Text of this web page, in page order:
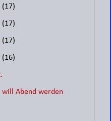
(17)
(17)
(17)
(16)
will Abend werden